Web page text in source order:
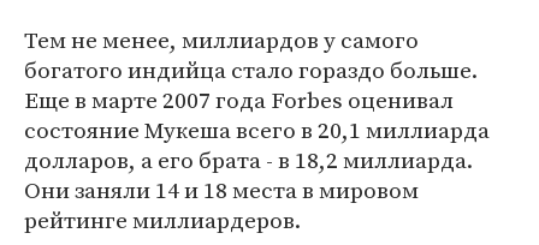
Тем не менее, миллиардов у самого
богатого индийца стало гораздо больше.
Еще в марте 2007 года Forbes оценивал
состояние Мукеша всего в 20,1 миллиарда
долларов, а его брата - в 18,2 миллиарда.
Они заняли 14 и 18 места в мировом
рейтинге миллиардеров.